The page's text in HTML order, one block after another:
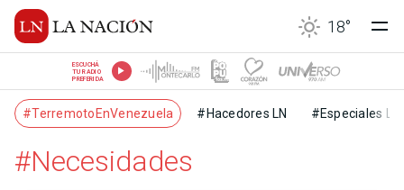
18°
ESCUCHÁ
TU RADIO
PREFERIDA
#TerremotoEnVenezuela #Hacedores LN #Especiales LN
#Necesidades